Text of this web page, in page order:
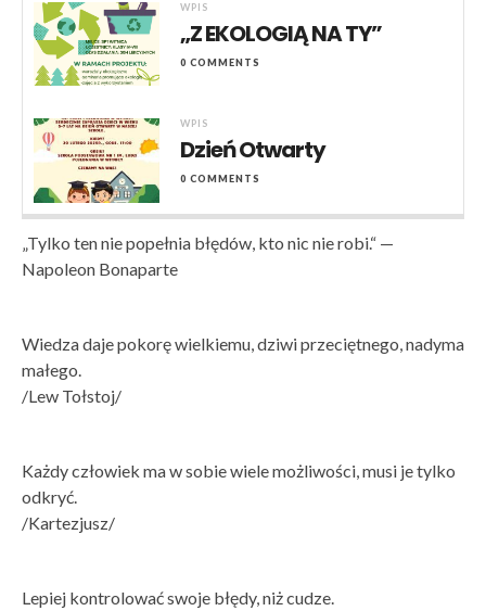
WPIS
„Z EKOLOGIĄ NA TY”
0 COMMENTS
WPIS
Dzień Otwarty
0 COMMENTS
„Tylko ten nie popełnia błędów, kto nic nie robi.“ —
Napoleon Bonaparte
Wiedza daje pokorę wielkiemu, dziwi przeciętnego, nadyma
małego.
/Lew Tołstoj/
Każdy człowiek ma w sobie wiele możliwości, musi je tylko
odkryć.
/Kartezjusz/
Lepiej kontrolować swoje błędy, niż cudze.